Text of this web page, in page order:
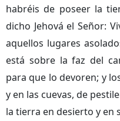
habréis de poseer la
dicho Jehová el Señor:
aquellos lugares
está sobre la faz del
para que lo devoren; y
y en las cuevas, de
la tierra en desierto y en